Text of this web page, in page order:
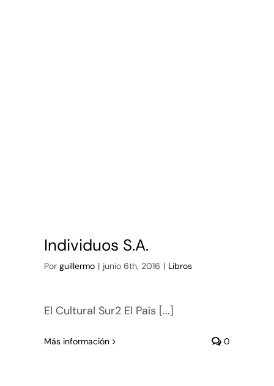
Individuos S.A.
Por guillermo | junio 6th, 2016 | Libros
El Cultural Sur2 El País [...]
Más información 0